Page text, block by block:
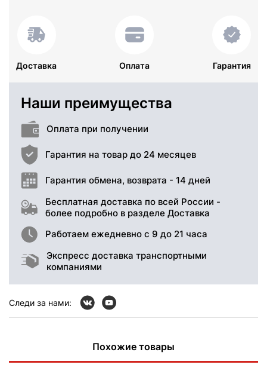
Доставка Оплата Гарантия
Наши преимущества
Оплата при получении
Гарантия на товар до 24 месяцев
Гарантия обмена, возврата - 14 дней
Бесплатная доставка по всей России -
более подробно в разделе Доставка
Работаем ежедневно с 9 до 21 часа
Экспресс доставка транспортными
компаниями
Следи за нами:
Похожие товары